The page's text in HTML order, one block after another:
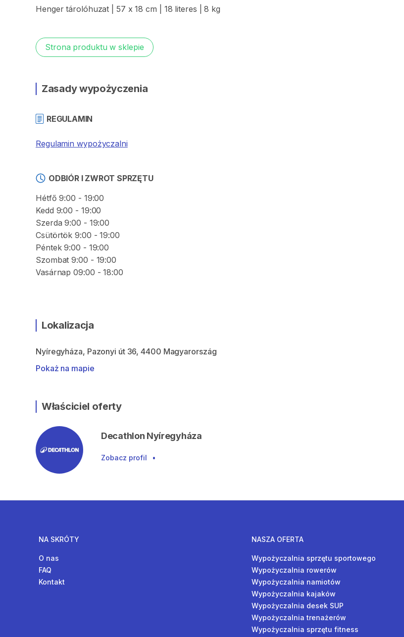
Henger tárolóhuzat 57 x 18 cm 18 literes 8 kg
Strona produktu w sklepie
Zasady wypożyczenia
REGULAMIN
Regulamin wypożyczalni
ODBIÓR I ZWROT SPRZĘTU
Hétfő 9:00 - 19:00
Kedd 9:00 - 19:00
Szerda 9:00 - 19:00
Csütörtök 9:00 - 19:00
Péntek 9:00 - 19:00
Szombat 9:00 - 19:00
Vasárnap 09:00 - 18:00
Lokalizacja
Nyíregyháza, Pazonyi út 36, 4400 Magyarország
Pokaż na mapie
Właściciel oferty
Decathlon Nyíregyháza
Zobacz profil •
NA SKRÓTY
O nas
FAQ
Kontakt
NASZA OFERTA
Wypożyczalnia sprzętu sportowego
Wypożyczalnia rowerów
Wypożyczalnia namiotów
Wypożyczalnia kajaków
Wypożyczalnia desek SUP
Wypożyczalnia trenażerów
Wypożyczalnia sprzętu fitness